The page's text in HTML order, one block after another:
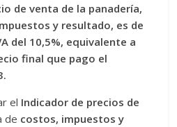
de venta de la panadería,
y resultado, es de
del 10,5%, equivalente a
final que pago el
el Indicador de precios de
de costos, impuestos y